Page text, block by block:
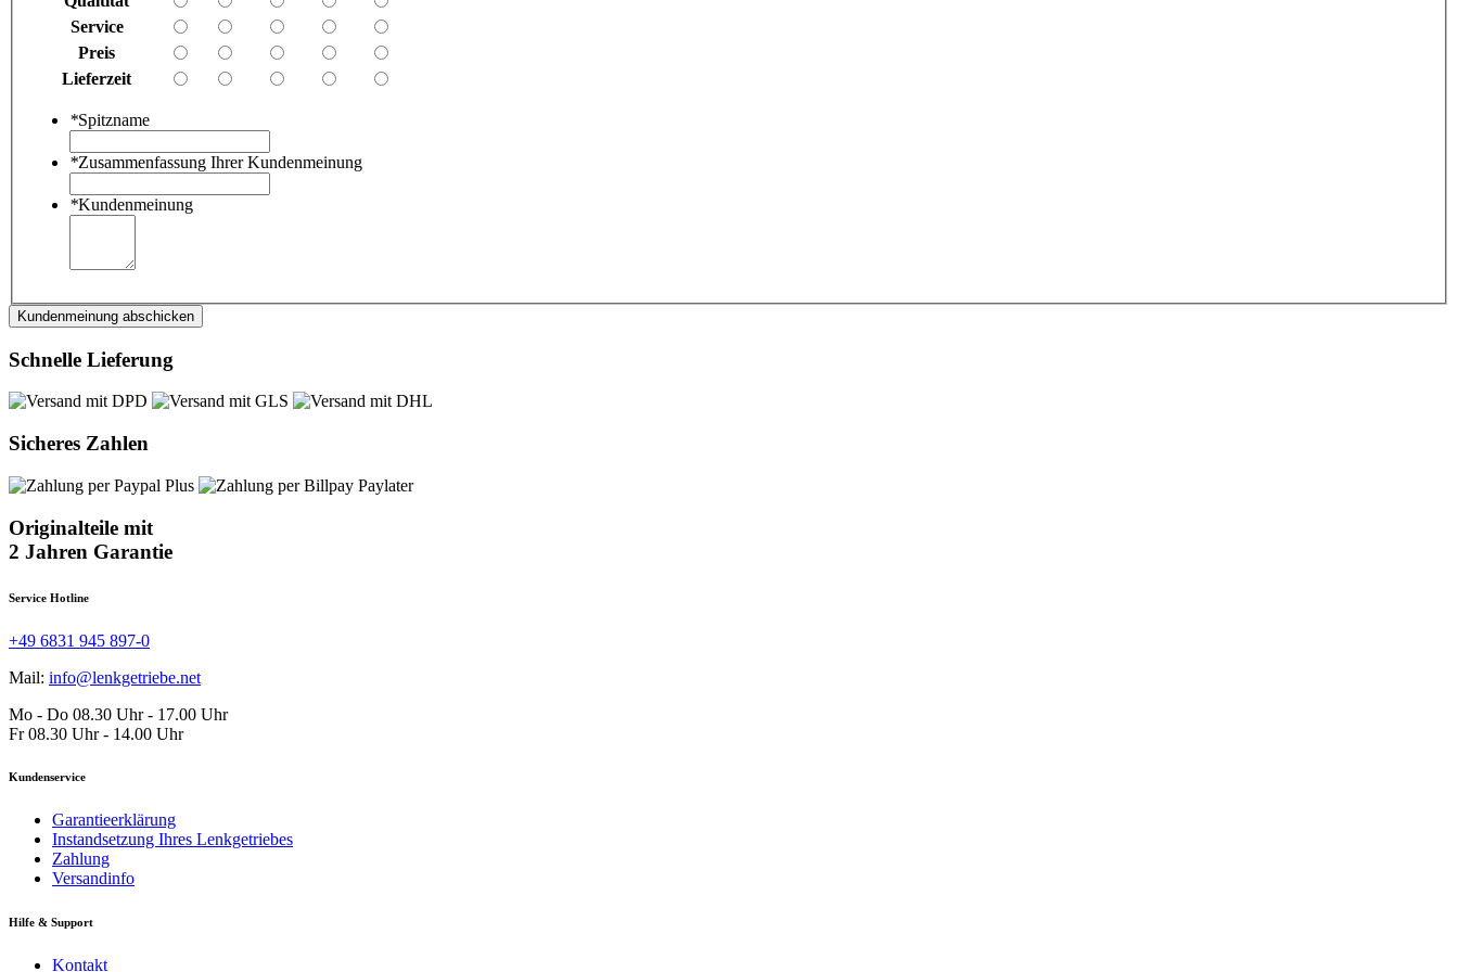
Service
Preis
Lieferzeit
*Spitzname
*Zusammenfassung Ihrer Kundenmeinung
*Kundenmeinung
Kundenmeinung abschicken
Schnelle Lieferung
Sicheres Zahlen
Originalteile mit
2 Jahren Garantie
Service Hotline
+49 6831 945 897-0
Mail: info@lenkgetriebe.net
Mo - Do 08.30 Uhr - 17.00 Uhr
Fr 08.30 Uhr - 14.00 Uhr
Kundenservice
Garantieerklärung
Instandsetzung Ihres Lenkgetriebes
Zahlung
Versandinfo
Hilfe & Support
Kontakt